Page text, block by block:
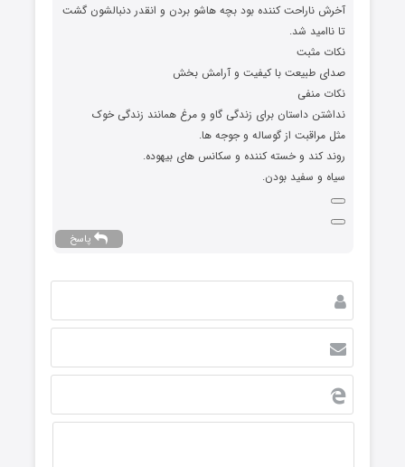
آخرش ناراحت کننده بود بچه هاشو بردن و انقدر دنبالشون گشت
تا ناامید شد.
نکات مثبت
صدای طبیعت با کیفیت و آرامش بخش
نکات منفی
نداشتن داستان برای زندگی گاو و مرغ همانند زندگی خوک
مثل مراقبت از گوساله و جوجه ها.
روند کند و خسته کننده و سکانس های بیهوده.
سیاه و سفید بودن.
پاسخ